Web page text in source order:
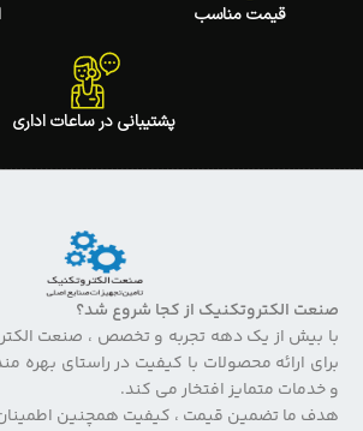
قیمت مناسب
پشتیبانی در ساعات اداری
صنعت الکتروتکنیک از کجا شروع شد؟
با بیش از یک دهه تجربه و تخصص ، صنعت
برای ارائه محصولات با کیفیت در راستای بهره
و خدمات متمایز افتخار می کند.
هدف ما تضمین قیمت ، کیفیت همچنین